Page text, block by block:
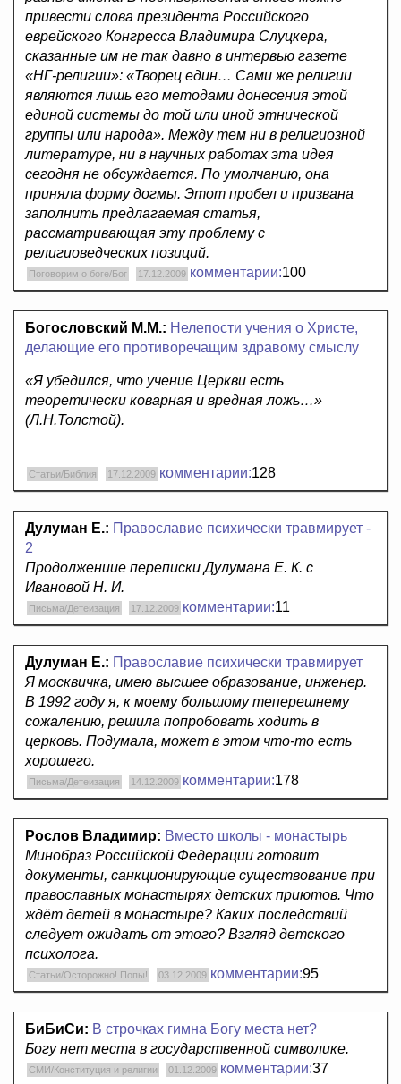
привести слова президента Российского
еврейского Конгресса Владимира Слуцкера,
сказанные им не так давно в интервью газете
«НГ-религии»: «Творец един… Сами же религии
являются лишь его методами донесения этой
единой системы до той или иной этнической
группы или народа». Между тем ни в религиозной
литературе, ни в научных работах эта идея
сегодня не обсуждается. По умолчанию, она
приняла форму догмы. Этот пробел и призвана
заполнить предлагаемая статья,
рассматривающая эту проблему с
религиоведческих позиций.
Поговорим о боге/Бог 17.12.2009 комментарии:100
Богословский М.М.: Нелепости учения о Христе,
делающие его противоречащим здравому смыслу
«Я убедился, что учение Церкви есть
теоретически коварная и вредная ложь…»
(Л.Н.Толстой).
Статьи/Библия 17.12.2009 комментарии:128
Дулуман Е.: Православие психически травмирует -
2
Продолжениие переписки Дулумана Е. К. с
Ивановой Н. И.
Письма/Детеизация 17.12.2009 комментарии:11
Дулуман Е.: Православие психически травмирует
Я москвичка, имею высшее образование, инженер.
В 1992 году я, к моему большому теперешнему
сожалению, решила попробовать ходить в
церковь. Подумала, может в этом что-то есть
хорошего.
Письма/Детеизация 14.12.2009 комментарии:178
Рослов Владимир: Вместо школы - монастырь
Минобраз Российской Федерации готовит
документы, санкционирующие существование при
православных монастырях детских приютов. Что
ждёт детей в монастыре? Каких последствий
следует ожидать от этого? Взгляд детского
психолога.
Статьи/Осторожно! Попы! 03.12.2009 комментарии:95
БиБиСи: В строчках гимна Богу места нет?
Богу нет места в государственной символике.
СМИ/Конституция и религии 01.12.2009 комментарии:37